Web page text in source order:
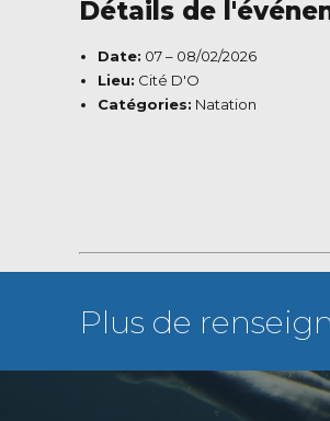
Détails de
Date: 07– 08/02/2026
Lieu: Cité D'O
Catégories: Natation
Plus de